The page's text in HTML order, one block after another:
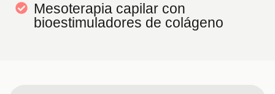
Mesoterapia capilar con
bioestimuladores de colágeno